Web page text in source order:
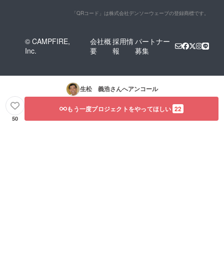
「QRコード」は株式会社デンソーウェーブの登録商標です。
© CAMPFIRE,
Inc.
会社概
要
採用情
報
パートナー
募集
生松 義浩さんへアンコール
50
もう一度プロジェクトをやってほしい 22